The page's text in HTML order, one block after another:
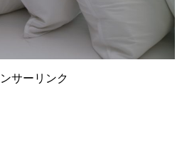
サーリンク